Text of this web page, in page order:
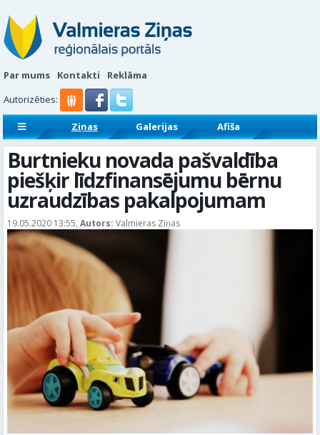
Par mums Kontakti
Reklāma
Autorizēties:
Ziņas Galerijas
Afiša
Sludinājumi
Reklāmraksti
Burtnieku novada pašvaldība
piešķir līdzfinansējumu bērnu
uzraudzības pakalpojumam
19.05.2020 13:55, Autors: Valmieras Ziņas